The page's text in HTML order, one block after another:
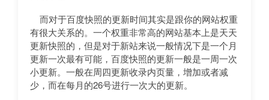
而对于百度快照的更新时间其实是跟你的网站权重
有很大关系的。一个权重非常高的网站基本上是天天
更新快照的，但是对于新站来说一般情况下是一个月
更新一次最有可能，百度快照的更新一般是一周一次
小更新。一般在周四更新收录内页量，增加或者减
少，而在每月的26号进行一次大的更新。